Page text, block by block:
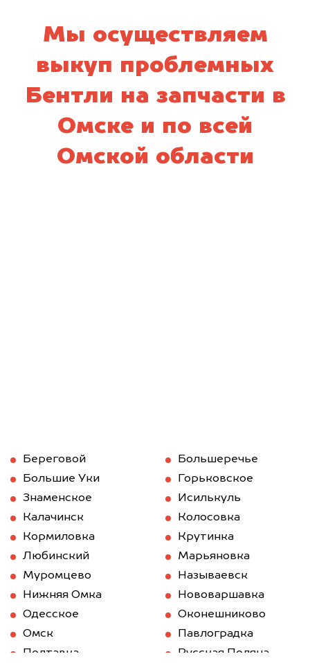
Мы осуществляем
выкуп проблемных
Бентли на запчасти в
Омске и по всей
Омской области
Береговой
Большеречье
Большие Уки
Горьковское
Знаменское
Исилькуль
Калачинск
Колосовка
Кормиловка
Крутинка
Любинский
Марьяновка
Муромцево
Называевск
Нижняя Омка
Нововаршавка
Одесское
Оконешниково
Омск
Павлоградка
Полтавка
Русская Поляна